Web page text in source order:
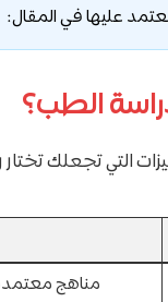
عليها في المقال:
الطب؟
التي تجعلك
مناهج